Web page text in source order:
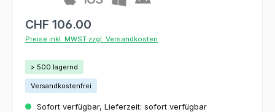
CHF 106.00
Preise inkl. MWST zzgl. Versandkosten
> 500 lagernd
Versandkostenfrei
Sofort verfügbar, Lieferzeit: sofort verfügbar